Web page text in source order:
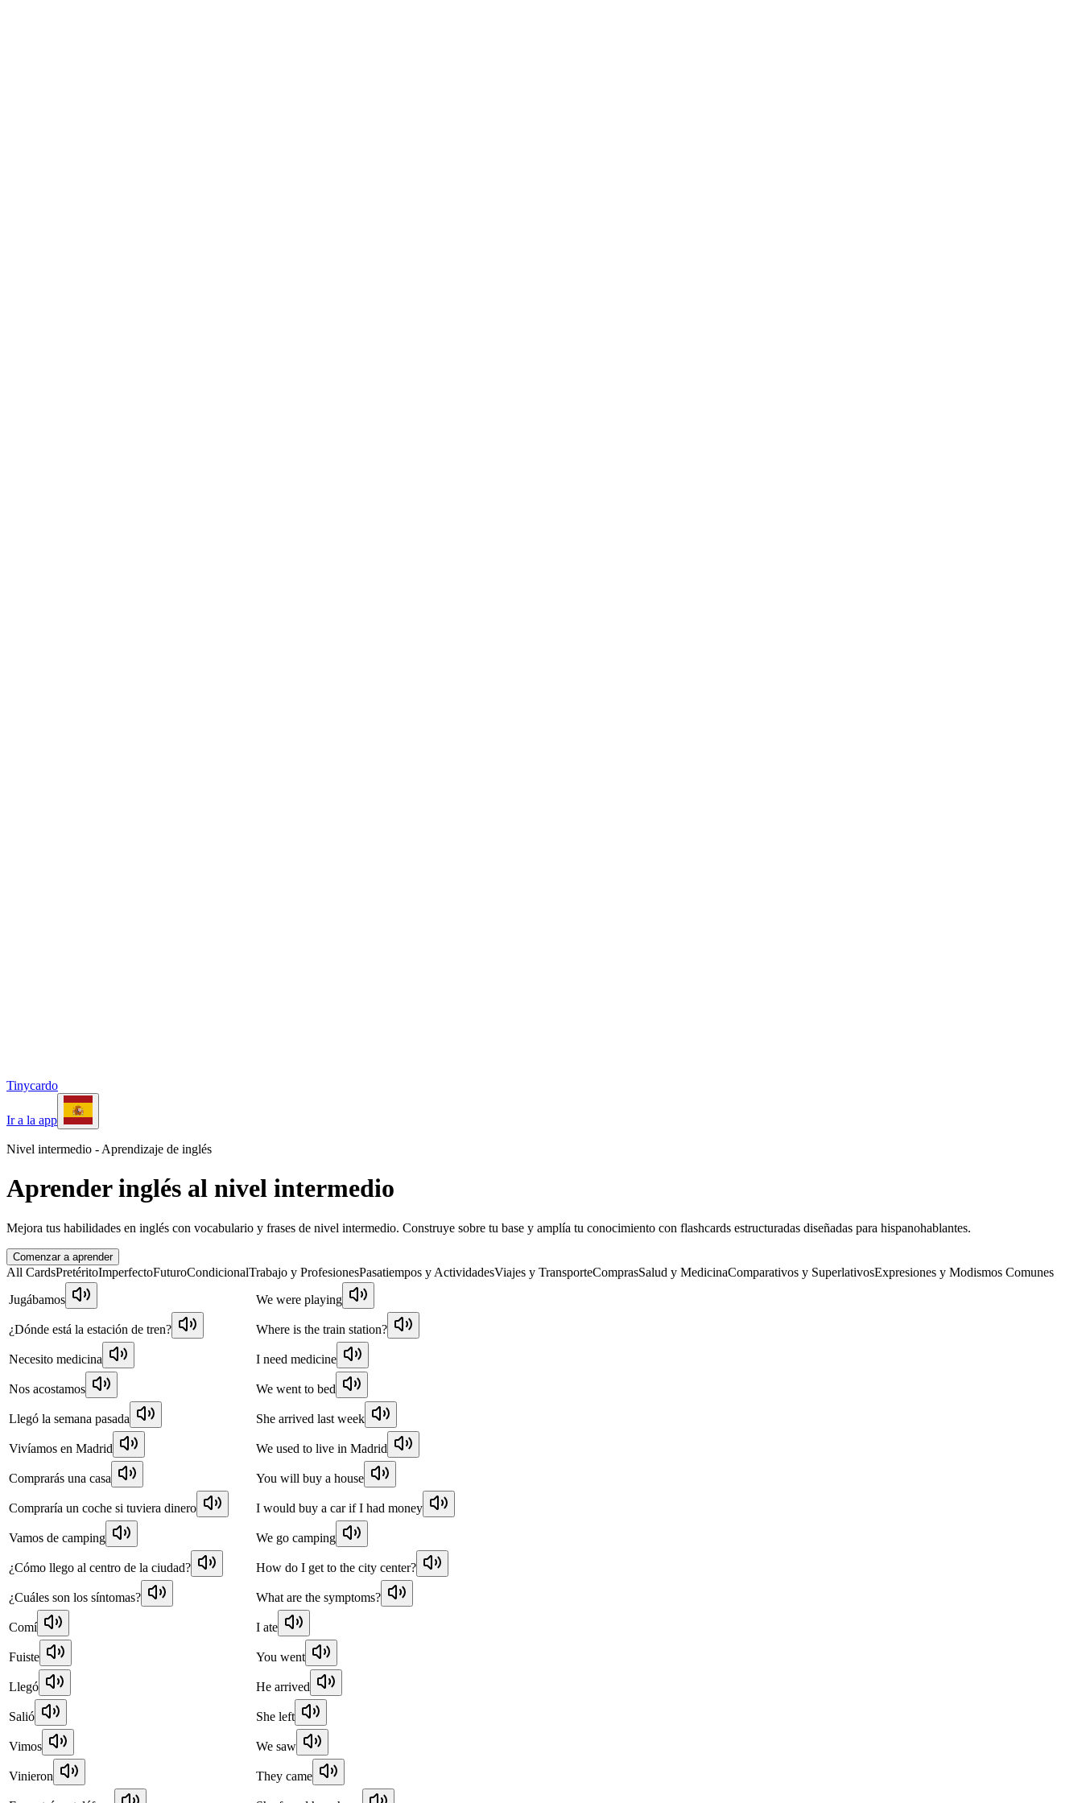
Tinycardo
Ir a la app
Nivel intermedio - Aprendizaje de inglés
Aprender inglés al nivel intermedio
Mejora tus habilidades en inglés con vocabulario y frases de nivel intermedio. Construye sobre tu base y amplía tu conocimiento con flashcards estructuradas diseñadas para hispanohablantes.
Comenzar a aprender
All CardsPretéritoImperfectoFuturoCondicionalTrabajo y ProfesionesPasatiempos y ActividadesViajes y TransporteComprasSalud y MedicinaComparativos y SuperlativosExpresiones y Modismos Comunes
Jugábamos
We were playing
¿Dónde está la estación de tren? Where is the train station?
Necesito medicina I need medicine
Nos acostamos We went to bed
Llegó la semana pasada She arrived last week
Vivíamos en Madrid We used to live in Madrid
Comprarás una casa You will buy a house
Compraría un coche si tuviera dinero I would buy a car if I had money
Vamos de camping We go camping
¿Cómo llego al centro de la ciudad? How do I get to the city center?
¿Cuáles son los síntomas? What are the symptoms?
Comí I ate
Fuiste You went
Llegó He arrived
Salió She left
Vimos We saw
Vinieron They came